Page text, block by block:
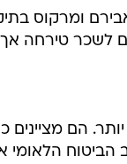
ומרקוס
טירחה אך